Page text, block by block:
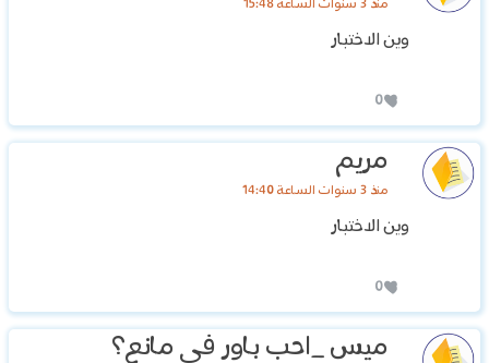
منذ 3 سنوات الساعة 15:48
وين الاختبار
0
مريم
منذ 3 سنوات الساعة 14:40
وين الاختبار
0
ميس _احب باور في مانع؟